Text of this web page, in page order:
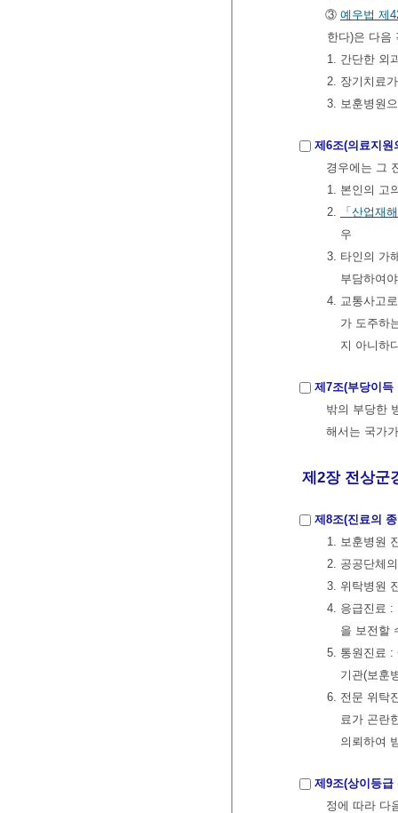
③ 예우법 제
한다)은 다음
1. 간단한 외
2. 장기치료
3. 보훈병원
제6조(의료지원
경우에는 그
1. 본인의 고
2.
「산업재
우
3. 타인의 가
부담하여
4. 교통사고
가 도주하
지 아니하
제7조(부당이득
밖의 부당한
해서는 국가
제2장 전상군
제8조(진료의
1. 보훈병원
2. 공공단체
3. 위탁병원
4. 응급진료 :
을 보전할
5. 통원진료
기관(보훈
6. 전문 위탁
료가 곤란
의뢰하여
제9조(상이등
정에 따라 다